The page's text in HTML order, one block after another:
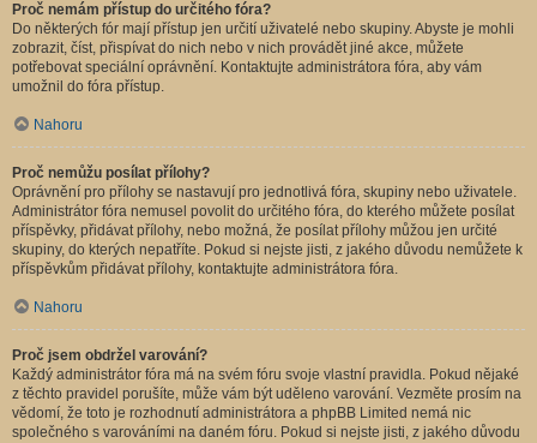
Proč nemám přístup do určitého fóra?
Do některých fór mají přístup jen určití uživatelé nebo skupiny. Abyste je mohli
zobrazit, číst, přispívat do nich nebo v nich provádět jiné akce, můžete
potřebovat speciální oprávnění. Kontaktujte administrátora fóra, aby vám
umožnil do fóra přístup.
Nahoru
Proč nemůžu posílat přílohy?
Oprávnění pro přílohy se nastavují pro jednotlivá fóra, skupiny nebo uživatele.
Administrátor fóra nemusel povolit do určitého fóra, do kterého můžete posílat
příspěvky, přidávat přílohy, nebo možná, že posílat přílohy můžou jen určité
skupiny, do kterých nepatříte. Pokud si nejste jisti, z jakého důvodu nemůžete k
příspěvkům přidávat přílohy, kontaktujte administrátora fóra.
Nahoru
Proč jsem obdržel varování?
Každý administrátor fóra má na svém fóru svoje vlastní pravidla. Pokud nějaké
z těchto pravidel porušíte, může vám být uděleno varování. Vezměte prosím na
vědomí, že toto je rozhodnutí administrátora a phpBB Limited nemá nic
společného s varováními na daném fóru. Pokud si nejste jisti, z jakého důvodu